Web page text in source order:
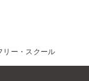
リー・スクール